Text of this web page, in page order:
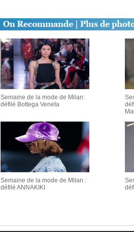
Semaine de la mode de Milan:
défilé Bottega Veneta
Semaine de la mode de Milan :
défilé ANNAKIKI